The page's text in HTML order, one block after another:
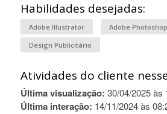
Habilidades desejadas:
Adobe Illustrator Adobe Photoshop
Design Publicitário
Atividades do cliente
Última visualização: 30/04/2025 às
Última interação: 14/11/2024 às